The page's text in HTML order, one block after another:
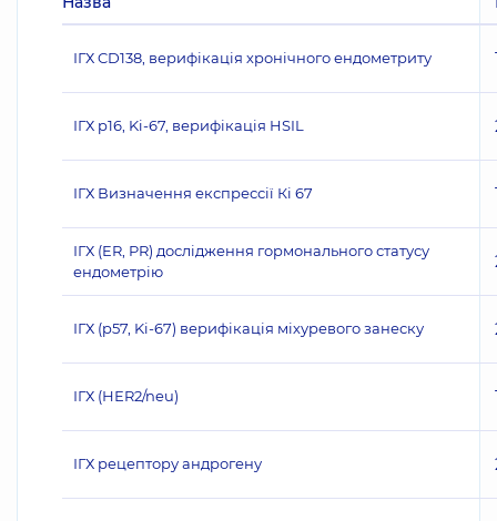
ІГХ CD138, верифікація хронічного ендометриту
ІГХ p16, Ki-67, верифікація HSIL
ІГХ Визначення експрессії Кі 67
ІГХ (ER, PR) дослідження гормонального статусу
ендометрію
ІГХ (p57, Ki-67) верифікація міхуревого занеску
ІГХ (НЕR2/neu)
ІГХ рецептору андрогену